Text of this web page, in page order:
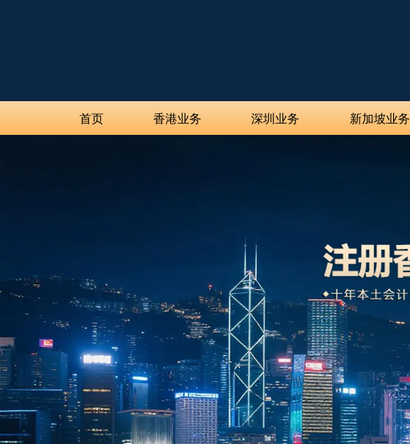
首页 香港业务 深圳业务 新加坡业务